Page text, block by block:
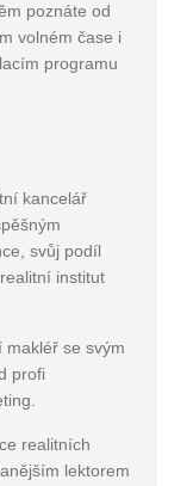
poznáte od
volném čase i
programu
kancelář
svůj podíl
institut
makléř se svým
profi
realitních
lektorem